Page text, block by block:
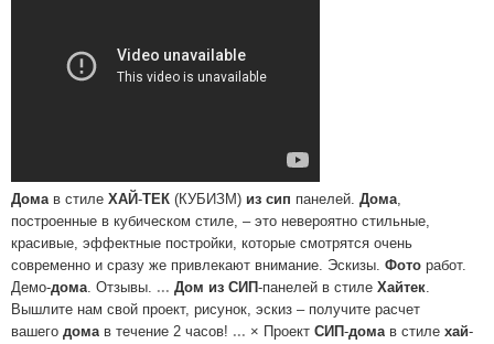
Дома в стиле ХАЙ-ТЕК (КУБИЗМ) из сип панелей. Дома,
построенные в кубическом стиле, – это невероятно стильные,
красивые, эффектные постройки, которые смотрятся очень
современно и сразу же привлекают внимание. Эскизы. Фото работ.
Демо-дома. Отзывы. ... Дом из СИП-панелей в стиле Хайтек.
Вышлите нам свой проект, рисунок, эскиз – получите расчет
вашего дома в течение 2 часов! ... × Проект СИП-дома в стиле хай-